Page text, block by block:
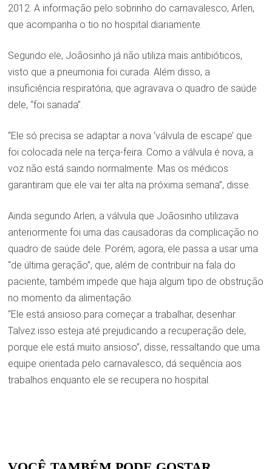
2012. A informação pelo sobrinho do carnavalesco, Arlen,
que acompanha o tio no hospital diariamente.
Segundo ele, Joãosinho já não utiliza mais antibióticos,
visto que a pneumonia foi curada. Além disso, a
insuficiência respiratória, que agravava o quadro de saúde
dele, “foi sanada”.
“Ele só precisa se adaptar a nova ‘válvula de escape’ que
foi colocada nele na terça-feira. Como a válvula é nova, a
voz não está saindo normalmente. Mas os médicos
garantiram que ele vai ter alta na próxima semana”, disse.
Ainda segundo Arlen, a válvula que Joãosinho utilizava
anteriormente foi uma das causadoras da complicação no
quadro de saúde dele. Porém, agora, ele passa a usar uma
“de última geração”, que, além de contribuir na fala do
paciente, também impede que haja algum tipo de obstrução
no momento da alimentação.
“Ele está ansioso para começar a trabalhar, desenhar.
Talvez isso esteja até prejudicando a recuperação dele,
porque ele está muito ansioso”, disse, ressaltando que uma
equipe orientada pelo carnavalesco, dá sequência aos
trabalhos enquanto ele se recupera no hospital.